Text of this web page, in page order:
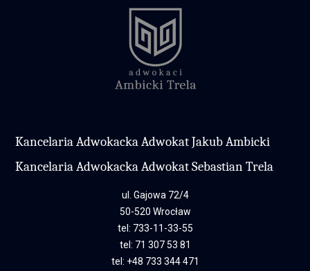
Kancelaria Adwokacka Adwokat Jakub Ambicki
Kancelaria Adwokacka Adwokat Sebastian Trela
ul. Gajowa 72/4
50-520 Wrocław
tel: 733-11-33-55
tel: 71 307 53 81
tel: +48 733 344 471